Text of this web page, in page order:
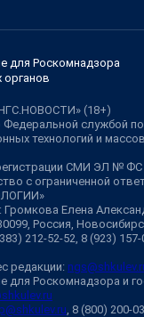
для Роскомнадзора
органов
(18+)
Федеральной службой
технологий и
СМИ ЭЛ № ФС
с ограниченной
Громкова Елена
Россия,
212-52-52, 8 (923) 157-
редакции:
для Роскомнадзора и
, 8 (800) 200-